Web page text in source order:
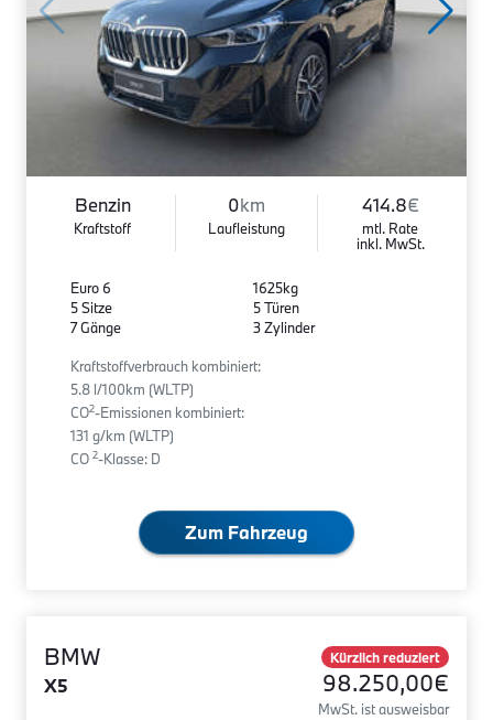
Benzin
Kraftstoff
0km
Laufleistung
414.8€
mtl. Rate
inkl. MwSt.
Euro 6
5 Sitze
7 Gänge
1625kg
5 Türen
3 Zylinder
Kraftstoffverbrauch kombiniert:
5.8 l/100km (WLTP)
CO2-Emissionen kombiniert:
131 g/km (WLTP)
CO 2-Klasse: D
Zum Fahrzeug
BMW
X5
Kürzlich reduziert
98.250,00€
MwSt. ist ausweisbar